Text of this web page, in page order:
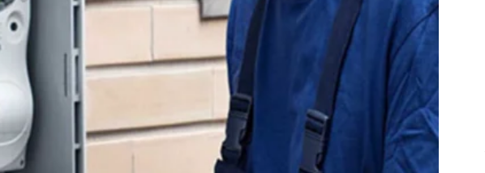
zapravo je bilo test izdržljivosti.
čekali uzalud.
vesti